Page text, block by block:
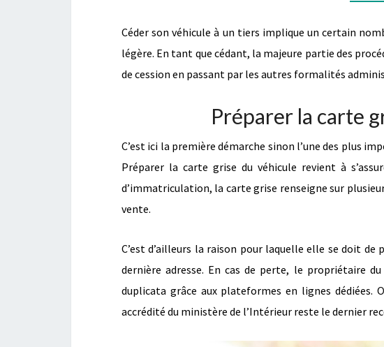
Céder son véhicule à un tiers implique un certain
légère. En tant que cédant, la majeure partie des
de cession en passant par les autres formalités
Préparer la carte
C’est ici la première démarche sinon l’une des plus
Préparer la carte grise du véhicule revient à
d’immatriculation, la carte grise renseigne sur
vente.
C’est d’ailleurs la raison pour laquelle elle se doit
dernière adresse. En cas de perte, le propriétaire
duplicata grâce aux plateformes en lignes
accrédité du ministère de l’Intérieur reste le dernier